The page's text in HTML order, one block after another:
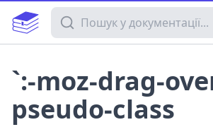
Пошук у документації
`:-moz-drag-
pseudo-class